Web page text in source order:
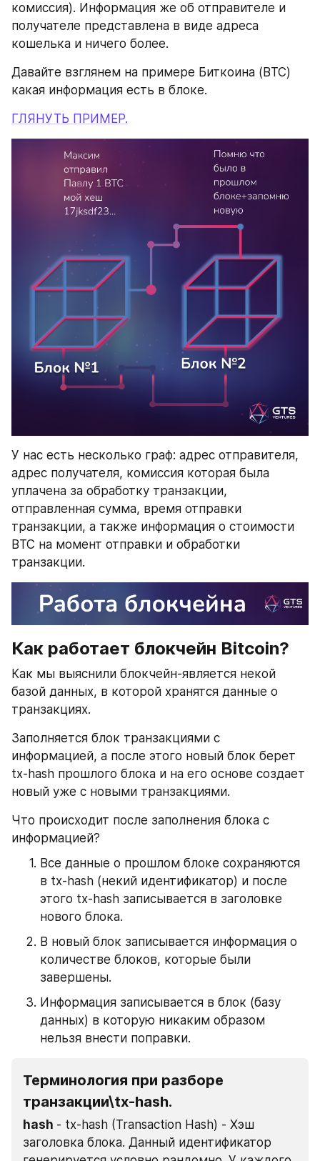
комиссия). Информация же об отправителе и
получателе представлена в виде адреса
кошелька и ничего более.
Давайте взглянем на примере Биткоина (BTC)
какая информация есть в блоке.
ГЛЯНУТЬ ПРИМЕР.
У нас есть несколько граф: адрес отправителя,
адрес получателя, комиссия которая была
уплачена за обработку транзакции,
отправленная сумма, время отправки
транзакции, а также информация о стоимости
BTC на момент отправки и обработки
транзакции.
Как работает блокчейн Bitcoin?
Как мы выяснили блокчейн-является некой
базой данных, в которой хранятся данные о
транзакциях.
Заполняется блок транзакциями с
информацией, а после этого новый блок берет
tx-hash прошлого блока и на его основе создает
новый уже с новыми транзакциями.
Что происходит после заполнения блока с
информацией?
Все данные о прошлом блоке сохраняются
в tx-hash (некий идентификатор) и после
этого tx-hash записывается в заголовке
нового блока.
В новый блок записывается информация о
количестве блоков, которые были
завершены.
Информация записывается в блок (базу
данных) в которую никаким образом
нельзя внести поправки.
Терминология при разборе
транзакции\tx-hash.
hash - tx-hash (Transaction Hash) - Хэш
заголовка блока. Данный идентификатор